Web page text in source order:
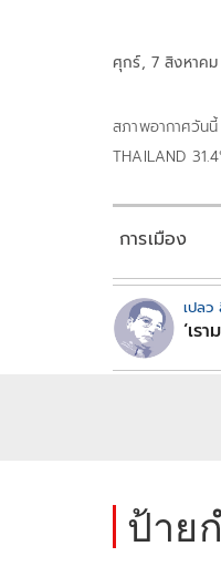
ศุกร์, 7 สิงหาค
สภาพอากาศวันนี้
THAILAND
การเมือง
เปลว
‘เร
ป้าย